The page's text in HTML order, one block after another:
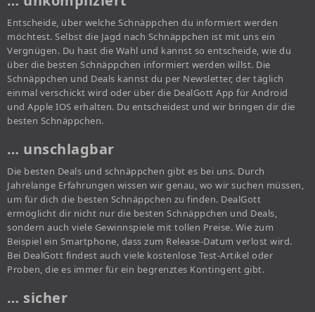
Entscheide, über welche Schnäppchen du informiert werden
möchtest. Selbst die Jagd nach Schnäppchen ist mit uns ein
Vergnügen. Du hast die Wahl und kannst so entscheide, wie du
über die besten Schnäppchen informiert werden willst. Die
Schnäppchen und Deals kannst du per Newsletter, der täglich
einmal verschickt wird oder über die DealGott App für Android
und Apple IOS erhalten. Du entscheidest und wir bringen dir die
besten Schnäppchen.
… unschlagbar
Die besten Deals und schnäppchen gibt es bei uns. Durch
Jahrelange Erfahrungen wissen wir genau, wo wir suchen müssen,
um für dich die besten Schnäppchen zu finden. DealGott
ermöglicht dir nicht nur die besten Schnäppchen und Deals,
sondern auch viele Gewinnspiele mit tollen Preise. Wie zum
Beispiel ein Smartphone, dass zum Release-Datum verlost wird.
Bei DealGott findest auch viele kostenlose Test-Artikel oder
Proben, die es immer für ein begrenztes Kontingent gibt.
… sicher